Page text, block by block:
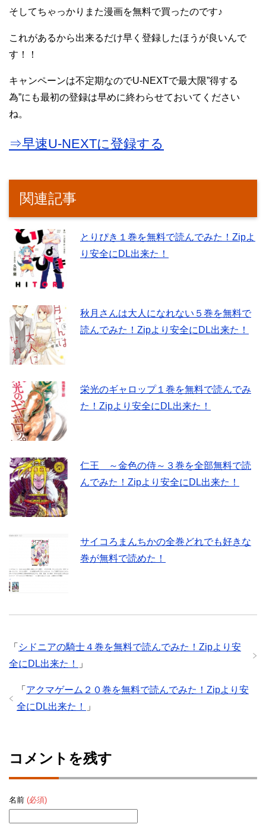
そしてちゃっかりまた漫画を無料で買ったのです♪
これがあるから出来るだけ早く登録したほうが良いんで
す！！
キャンペーンは不定期なのでU-NEXTで最大限”得する
為”にも最初の登録は早めに終わらせておいてください
ね。
⇒早速U-NEXTに登録する
関連記事
とりぴき１巻を無料で読んでみた！Zipよ
り安全にDL出来た！
秋月さんは大人になれない５巻を無料で
読んでみた！Zipより安全にDL出来た！
栄光のギャロップ１巻を無料で読んでみ
た！Zipより安全にDL出来た！
仁王 ～金色の侍～３巻を全部無料で読
んでみた！Zipより安全にDL出来た！
サイコろまんちかの全巻どれでも好きな
巻が無料で読めた！
「 シドニアの騎士４巻を無料で読んでみた！Zipより安
全にDL出来た！
」
「 アクマゲーム２０巻を無料で読んでみた！Zipより安
全にDL出来た！
」
コメントを残す
名前 (必須)